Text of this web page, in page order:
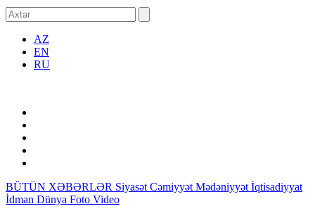
AZ
EN
RU
BÜTÜN XƏBƏRLƏR Siyasət Cəmiyyət Mədəniyyət İqtisadiyyat
İdman Dünya Foto Video